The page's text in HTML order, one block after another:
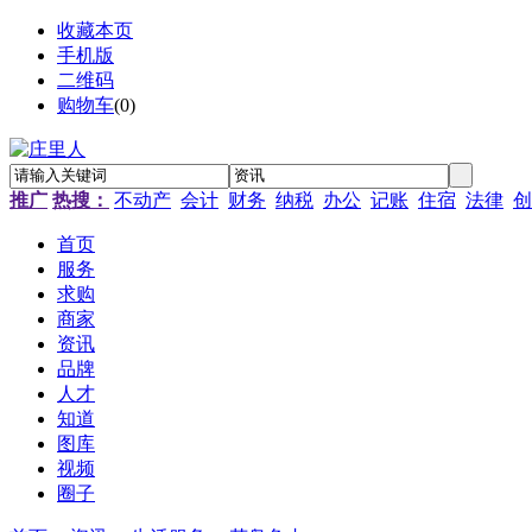
收藏本页
手机版
二维码
购物车(0)
推广 热搜： 不动产 会计 财务 纳税 办公 记账 住宿 法律
首页
服务
求购
商家
资讯
品牌
人才
知道
图库
视频
圈子